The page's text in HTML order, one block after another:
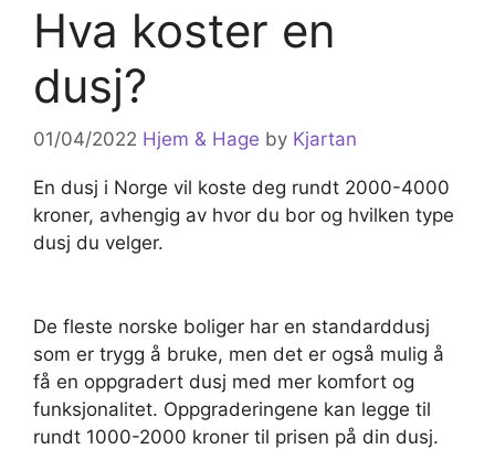
Hva koster en
dusj?
01/04/2022 Hjem & Hage by Kjartan
En dusj i Norge vil koste deg rundt 2000-4000
kroner, avhengig av hvor du bor og hvilken type
dusj du velger.
De fleste norske boliger har en standarddusj
som er trygg å bruke, men det er også mulig å
få en oppgradert dusj med mer komfort og
funksjonalitet. Oppgraderingene kan legge til
rundt 1000-2000 kroner til prisen på din dusj.